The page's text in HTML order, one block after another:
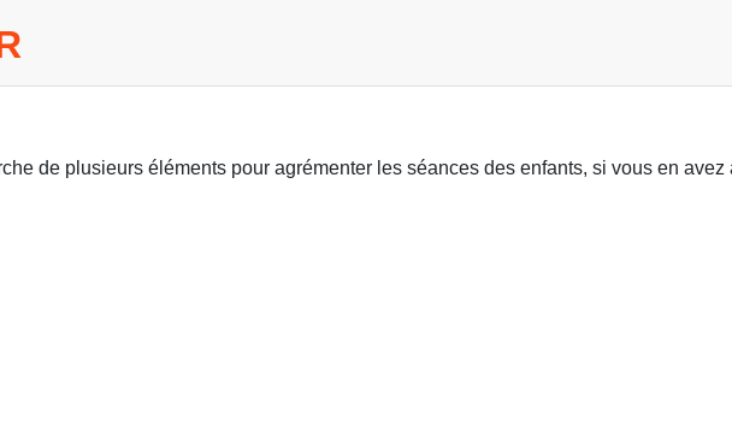
de plusieurs éléments pour agrémenter les séances des enfants, si vous en